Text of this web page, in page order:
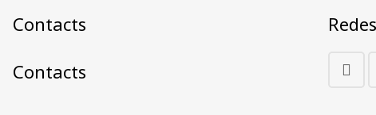
Contacts
Contacts